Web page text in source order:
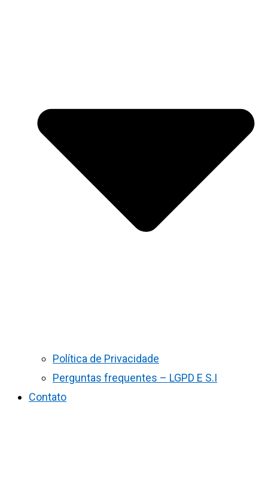
Política de Privacidade
Perguntas frequentes – LGPD E S.I
Contato